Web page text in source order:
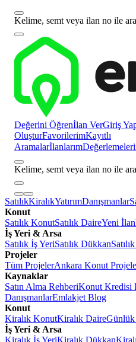
Kelime, semt veya ilan no ile
Değerini Öğrenİlan VerGiriş
OluşturFavorilerimKayıtlı
Aramalarİlanlarım
Kelime, semt veya ilan no ile
SatılıkKiralıkYatırımDanışmanlar
Konut
Satılık KonutSatılık DaireYeni
İş Yeri & Arsa
Satılık İş YeriSatılık Dükkan
Projeler
Tüm ProjelerAnkara Konut
Kaynaklar
Satın Alma RehberiKonut Kredisi
DanışmanlarEmlakjet Blog
Konut
Kiralık KonutKiralık Daire
İş Yeri & Arsa
Kiralık İş YeriKiralık Dükkan